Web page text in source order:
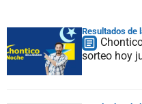
Resultados de
sorteo hoy